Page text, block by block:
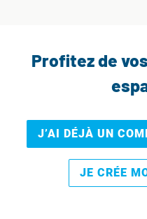
Profitez de
J’AI DÉJÀ UN
JE CRÉE